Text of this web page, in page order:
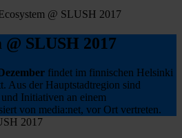
@ SLUSH 2017
SLUSH 2017
findet im finnischen Helsinki
Aus der Hauptstadtregion sind
Initiativen an einem
von media:net, vor Ort vertreten.